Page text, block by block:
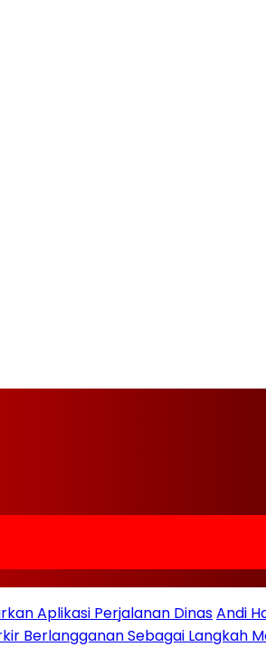
Aplikasi Perjalanan DinasAndi
Berlangganan Sebagai Langkah